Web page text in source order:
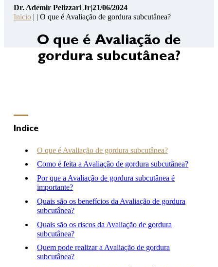
Pelizzari
Pontos
Online
Clínica
Hospital
(46) 3262-2727
atendimento@drademirpelizzarijr.com.br
Whatsapp
Dr. Ademir Pelizzari Jr|21/06/2024
Inicio | | O que é Avaliação de gordura subcutânea?
O que é Avaliação de
gordura subcutânea?
Indíce
O que é Avaliação de gordura subcutânea?
Como é feita a Avaliação de gordura subcutânea?
Por que a Avaliação de gordura subcutânea é
importante?
Quais são os benefícios da Avaliação de gordura
subcutânea?
Quais são os riscos da Avaliação de gordura
subcutânea?
Quem pode realizar a Avaliação de gordura
subcutânea?